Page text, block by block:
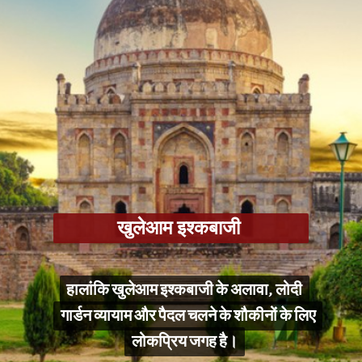
खुलेआम इश्कबाजी
हालांकि खुलेआम इश्कबाजी के अलावा, लोदी
गार्डन व्यायाम और पैदल चलने के शौकीनों के लिए
लोकप्रिय जगह है।
हालांकि खुलेआम इश्कबाजी के अलावा, लोदी
गार्डन व्यायाम और पैदल चलने के शौकीनों के लिए
लोकप्रिय जगह है।